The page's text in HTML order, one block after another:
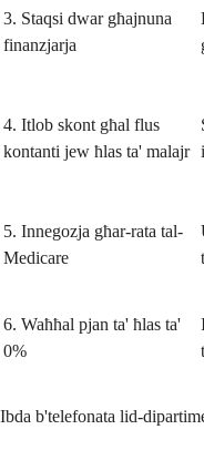
3. Staqsi dwar għajnuna
finanzjarja
4. Itlob skont għal flus
kontanti jew ħlas ta' malajr
5. Innegozja għar-rata tal-
Medicare
6. Waħħal pjan ta' ħlas ta'
0%
Ibda b'telefonata lid-